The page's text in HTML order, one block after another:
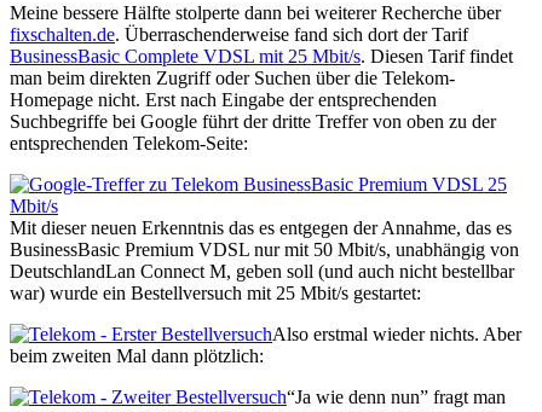
Meine bessere Hälfte stolperte dann bei weiterer Recherche über
fixschalten.de. Überraschenderweise fand sich dort der Tarif
BusinessBasic Complete VDSL mit 25 Mbit/s. Diesen Tarif findet
man beim direkten Zugriff oder Suchen über die Telekom-
Homepage nicht. Erst nach Eingabe der entsprechenden
Suchbegriffe bei Google führt der dritte Treffer von oben zu der
entsprechenden Telekom-Seite:
Mit dieser neuen Erkenntnis das es entgegen der Annahme, das es
BusinessBasic Premium VDSL nur mit 50 Mbit/s, unabhängig von
DeutschlandLan Connect M, geben soll (und auch nicht bestellbar
war) wurde ein Bestellversuch mit 25 Mbit/s gestartet:
Also erstmal wieder nichts. Aber
beim zweiten Mal dann plötzlich:
“Ja wie denn nun” fragt man